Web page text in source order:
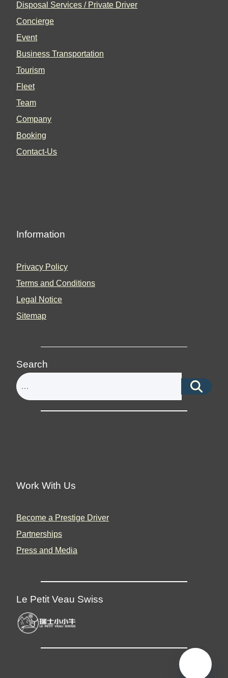
Disposal Services / Private Driver
Concierge
Event
Business Transportation
Tourism
Fleet
Team
Company
Booking
Contact-Us
Information
Privacy Policy
Terms and Conditions
Legal Notice
Sitemap
Search
Work With Us
Become a Prestige Driver
Partnerships
Press and Media
Le Petit Veau Swiss